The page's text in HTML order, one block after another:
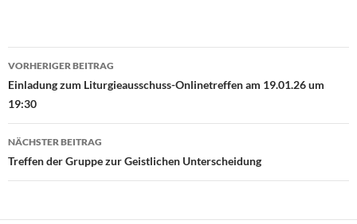
Beitragsnavigation
VORHERIGER BEITRAG
Einladung zum Liturgieausschuss-Onlinetreffen am 19.01.26 um
19:30
NÄCHSTER BEITRAG
Treffen der Gruppe zur Geistlichen Unterscheidung